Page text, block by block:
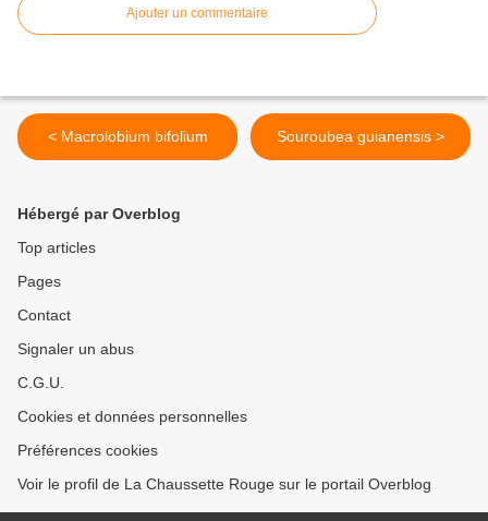
Ajouter un commentaire
< Macrolobium bifolium Souroubea guianensis >
Hébergé par Overblog
Top articles
Pages
Contact
Signaler un abus
C.G.U.
Cookies et données personnelles
Préférences cookies
Voir le profil de La Chaussette Rouge sur le portail Overblog